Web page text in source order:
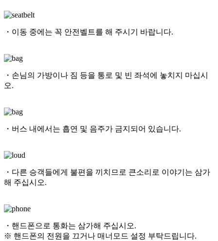
・이동 중에는 꼭 안전벨트를 해 주시기 바랍니다.
・손님의 가방이나 짐 등을 통로 및 빈 좌석에 놓치지 마십시
오.
・버스 내에서는 흡연 및 음주가 금지되어 있습니다.
・다른 승객들에게 불편을 끼치므로 큰소리로 이야기는 삼가
해 주십시오.
・핸드폰으로 통화는 삼가해 주십시오.
※ 핸드폰의 전원을 끄거나 매너모드 설정 부탁드립니다.